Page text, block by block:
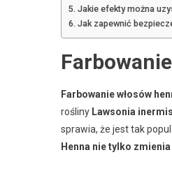
Jakie efekty można
Jak zapewnić
Farbowanie włosów
rośliny Lawsonia inermis
sprawia, że jest tak
Henna nie tylko